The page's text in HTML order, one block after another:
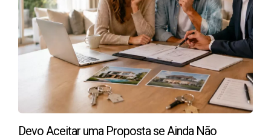
Um aspeto que diferencia os agentes de compradores
é o seu compromisso com aconselhamento imparcial.
Quando comecei como agente imobiliário na RE/MAX
Cidadela em 2004, rapidamente percebi o valor desta
independência. Ao contrário dos agentes
convencionais, que podem ser tentados a promover
uma venda para ganhar uma comissão, os agentes de
compradores priorizam as necessidades dos seus
Devo Aceitar uma Proposta se Ainda Não